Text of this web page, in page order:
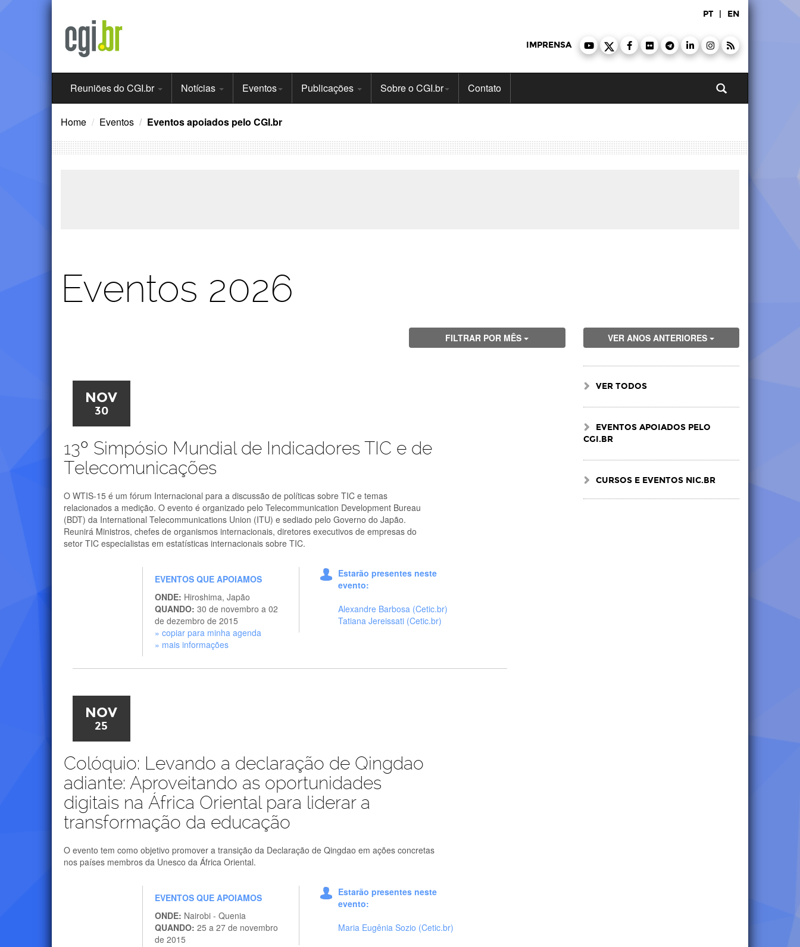
Ir
conteúdo
PT | EN
IMPRENSA
Menu
Principal
Reuniões do CGI.br Notícias Eventos Publicações Sobre o CGI.br Contato
Home Eventos Eventos apoiados pelo CGI.br
Eventos 2026
VER ANOS ANTERIORES
FILTRAR POR MÊS
NOV
30
13º Simpósio Mundial de Indicadores TIC e de
Telecomunicações
O WTIS-15 é um fórum Internacional para a discussão de políticas sobre TIC e temas
relacionados a medição. O evento é organizado pelo Telecommunication Development Bureau
(BDT) da International Telecommunications Union (ITU) e sediado pelo Governo do Japão.
Reunirá Ministros, chefes de organismos internacionais, diretores executivos de empresas do
setor TIC especialistas em estatísticas internacionais sobre TIC.
EVENTOS QUE APOIAMOS
ONDE: Hiroshima, Japão
QUANDO: 30 de novembro a 02
de dezembro de 2015
» copiar para minha agenda
» mais informações
Estarão presentes neste
evento:
Alexandre Barbosa (Cetic.br)
Tatiana Jereissati (Cetic.br)
NOV
25
Colóquio: Levando a declaração de Qingdao
adiante: Aproveitando as oportunidades
digitais na África Oriental para liderar a
transformação da educação
O evento tem como objetivo promover a transição da Declaração de Qingdao em ações concretas
nos países membros da Unesco da África Oriental.
EVENTOS QUE APOIAMOS
ONDE: Nairobi - Quenia
QUANDO: 25 a 27 de novembro
de 2015
Estarão presentes neste
evento:
Maria Eugênia Sozio (Cetic.br)
VER TODOS
EVENTOS APOIADOS PELO
CGI.BR
CURSOS E EVENTOS NIC.BR